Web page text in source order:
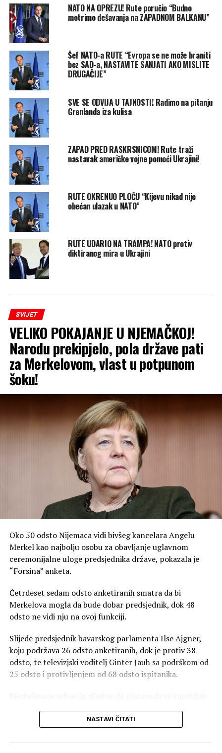
NATO NA OPREZU! Rute poručio “Budno
motrimo dešavanja na ZAPADNOM BALKANU”
Šef NATO-a RUTE “Evropa se ne može braniti
bez SAD-a, NASTAVITE SANJATI AKO MISLITE
DRUGAČIJE”
SVE SE ODVIJA U TAJNOSTI! Radimo na pitanju
Grenlanda iza kulisa
ZAPAD PRED RASKRSNICOM! Rute traži
nastavak američke vojne pomoći Ukrajini!
RUTE OKRENUO PLOČU “Kijevu nikad nije
obećan ulazak u NATO”
RUTE UDARIO NA TRAMPA! NATO protiv
diktiranog mira u Ukrajini
SVIJET
VELIKO POKAJANJE U NJEMAČKOJ!
Narodu prekipjelo, pola države pati
za Merkelovom, vlast u potpunom
šoku!
Oko 50 odsto Nijemaca vidi bivšeg kancelara Angelu
Merkel kao najbolju osobu za obavljanje uglavnom
ceremonijalne uloge predsjednika države, pokazala je
“Forsina” anketa.
Četrdeset sedam odsto anketiranih smatra da bi
Merkelova mogla da bude dobar predsjednik, dok 48
odsto ne vidi nju na ovoj funkciji.
Slijede predsjednik bavarskog parlamenta Ilse Ajgner,
koju podržava 26 odsto anketiranih, dok je protiv 38
odsto, te televizjski voditelj Ginter Jauh sa podrškom od
25 odsto i protivljenjem od 68 odsto ispitanika.
Sedamdeset četiri procenta ispitanika navode da ih ne
NASTAVI ČITATI